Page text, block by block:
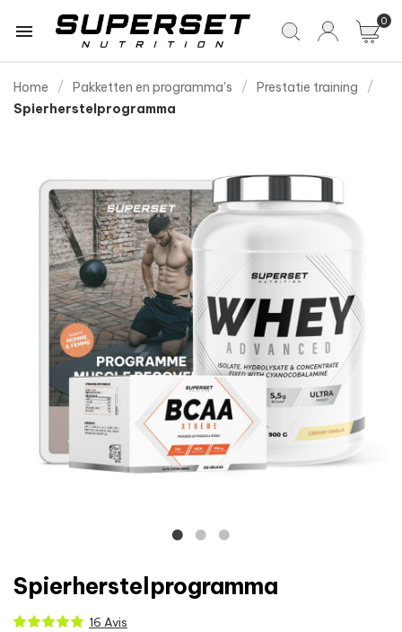
 0
Home Pakketten en programma's
Prestatie training
Spierherstelprogramma
Spierherstelprogramma
16 Avis